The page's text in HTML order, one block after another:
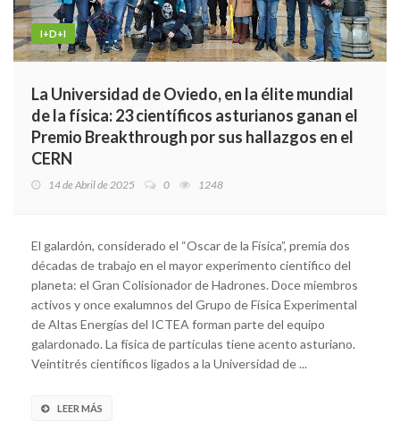
I+D+I
La Universidad de Oviedo, en la élite mundial
de la física: 23 científicos asturianos ganan el
Premio Breakthrough por sus hallazgos en el
CERN
14 de Abril de 2025 0 1248
El galardón, considerado el “Oscar de la Física”, premia dos
décadas de trabajo en el mayor experimento científico del
planeta: el Gran Colisionador de Hadrones. Doce miembros
activos y once exalumnos del Grupo de Física Experimental
de Altas Energías del ICTEA forman parte del equipo
galardonado. La física de partículas tiene acento asturiano.
Veintitrés científicos ligados a la Universidad de ...
LEER MÁS